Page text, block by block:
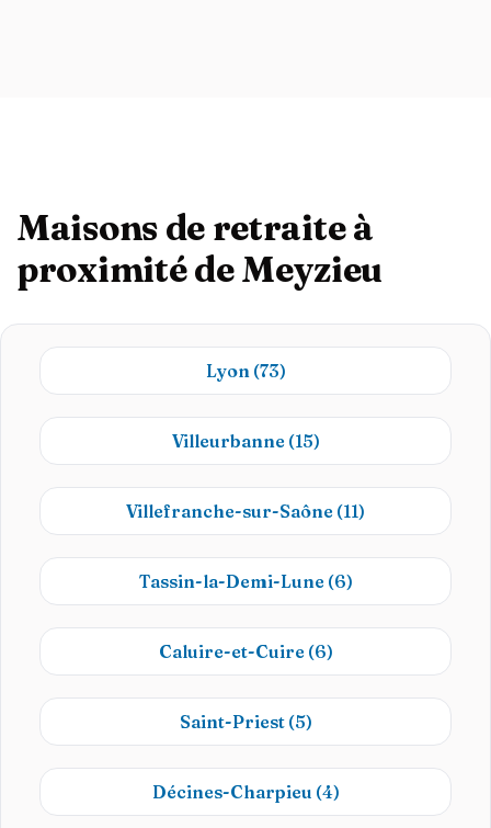
Maisons de retraite à
proximité de Meyzieu
Lyon (73)
Villeurbanne (15)
Villefranche-sur-Saône (11)
Tassin-la-Demi-Lune (6)
Caluire-et-Cuire (6)
Saint-Priest (5)
Décines-Charpieu (4)